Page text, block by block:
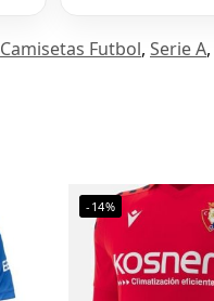
Camisetas Futbol, Serie A,
-14%